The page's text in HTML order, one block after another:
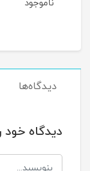
دیدگاه‌ها
دیدگاه خود